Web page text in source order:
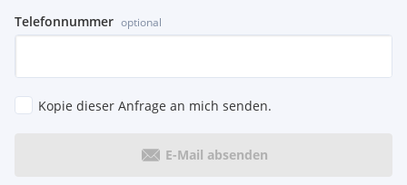
Telefonnummer optional
Kopie dieser Anfrage an mich senden.
E-Mail absenden